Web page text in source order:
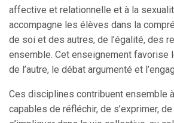
affective et relationnelle et à la
accompagne les élèves dans la
de soi et des autres, de l’égalité, des
ensemble. Cet enseignement favorise
de l’autre, le débat argumenté et
Ces disciplines contribuent ensemble
capables de réfléchir, de s’exprimer,